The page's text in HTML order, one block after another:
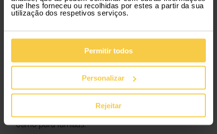
que lhes forneceu ou recolhidas por estes a partir da sua
utilização dos respetivos serviços.
Permitir todos
Personalizar
Rejeitar
Amesterdão
Tudo plano, seguro e organizado. Ideal para um
passeio em família a pedalar ou um cruzeiro pelos
canais. Mas há mais. O NEMO Science Museum é
interativo e perfeito para explorar em família. E para
uma pausa verde, nada como o Vondelpark, com
parques infantis e espaço para correr à vontade.
Para uma estadia confortável, o Stayokay
Amsterdam Vondelpark é descontraído, central e
ótimo para famílias.